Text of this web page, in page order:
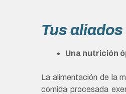
Tus
Una nutrición
La alimentación de la
comida procesada